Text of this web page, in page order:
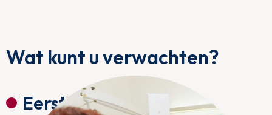
Wat kunt u verwachten?
Eerste afspraak